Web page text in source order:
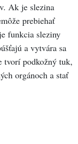
Ak je slezina
prebiehať
funkcia sleziny
a vytvára sa
tvorí podkožný tuk,
orgánoch a stať